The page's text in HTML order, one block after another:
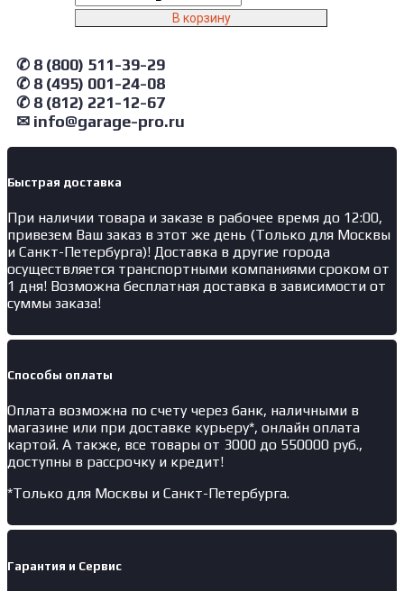
товара
T3306P
Станок
для
заклепки
тормозных
колодок
В корзину
✆ 8 (800) 511-39-29
✆ 8 (495) 001-24-08
✆ 8 (812) 221-12-67
✉ info@garage-pro.ru
Быстрая доставка
При наличии товара и заказе в рабочее время до 12:00,
привезем Ваш заказ в этот же день (Только для Москвы
и Санкт-Петербурга)! Доставка в другие города
осуществляется транспортными компаниями сроком от
1 дня! Возможна бесплатная доставка в зависимости от
суммы заказа!
Способы оплаты
Оплата возможна по счету через банк, наличными в
магазине или при доставке курьеру*, онлайн оплата
картой. А также, все товары от 3000 до 550000 руб.,
доступны в рассрочку и кредит!
*Только для Москвы и Санкт-Петербурга.
Гарантия и Сервис